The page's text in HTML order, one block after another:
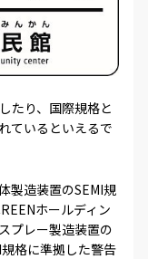
たり、国際規格と
ているといえるで
製造装置のSEMI規
ホールディン
プレー製造装置の
格に準拠した警告